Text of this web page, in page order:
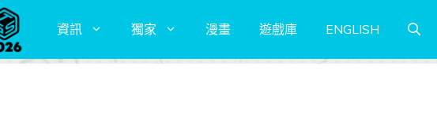
資訊 獨家 漫畫 遊戲庫 ENGLISH